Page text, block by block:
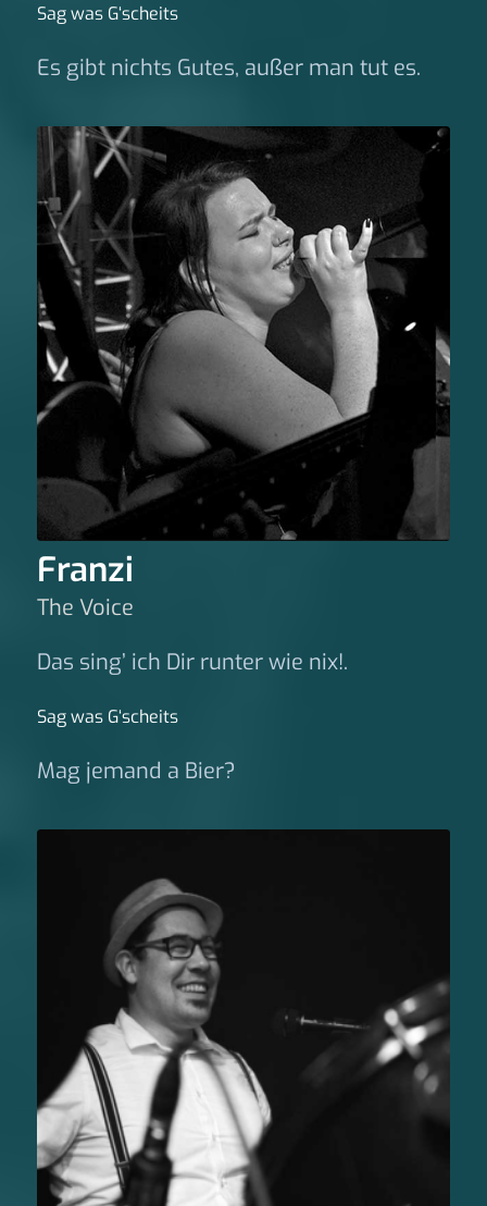
Sag was G‘scheits
Es gibt nichts Gutes, außer man tut es.
Franzi
The Voice
Das sing’ ich Dir runter wie nix!.
Sag was G‘scheits
Mag jemand a Bier?